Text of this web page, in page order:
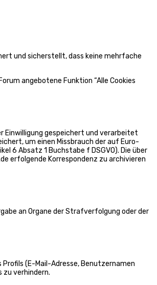
und sicherstellt, dass keine mehrfache
angebotene Funktion “Alle Cookies
Einwilligung gespeichert und verarbeitet
um einen Missbrauch der auf Euro-
6 Absatz 1 Buchstabe f DSGVO). Die über
erfolgende Korrespondenz zu archivieren
an Organe der Strafverfolgung oder der
(E-Mail-Adresse, Benutzernamen
zu verhindern.